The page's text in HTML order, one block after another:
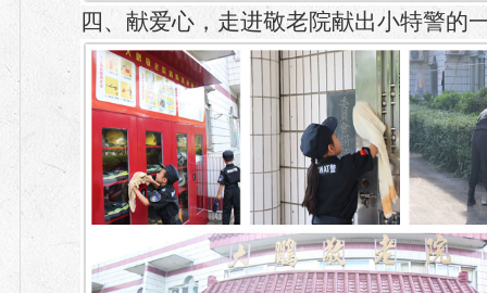
四、献爱心，走进敬老院献出小特警的